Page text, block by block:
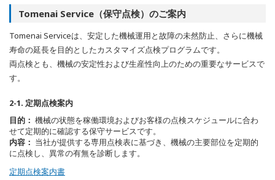
Tomenai Service（保守点検）のご案内
Tomenai Serviceは、安定した機械運用と故障の未然防止、さらに機械
寿命の延長を目的としたカスタマイズ点検プログラムです。
両点検とも、機械の安定性および生産性向上のための重要なサービスで
す。
2-1. 定期点検案内
目的： 機械の状態を稼働環境およびお客様の点検スケジュールに合わ
せて定期的に確認する保守サービスです。
内容： 当社が提供する専用点検表に基づき、機械の主要部位を定期的
に点検し、異常の有無を診断します。
定期点検案内書